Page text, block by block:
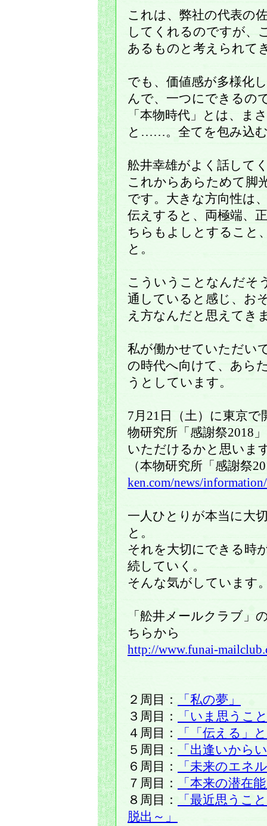
これは、弊社の代表の
してくれるのですが、
あるものと考えられて
でも、価値感が多様化
んで、一つにできるの
「本物時代」とは、ま
と……。全てを包み込
舩井幸雄がよく話して
これからあらためて脚
です。大きな方向性は
伝えすると、両極端、
ちらもよしとすること
と。
こういうことなんだそ
通していると感じ、お
え方なんだと思えてき
私が働かせていただい
の時代へ向けて、あら
うとしています。
7月21日（土）に東京
物研究所「感謝祭2018
いただけるかと思いま
（本物研究所「感謝祭
ken.com/news/
一人ひとりが本当に大
と。
それを大切にできる時
続していく。
そんな気がしています
「舩井メールクラブ」
ちらから
http://www.funai-
２周目：
「私の夢」
３周目：
「いま思うこ
４周目：
「「伝える」
５周目：
「出逢いから
６周目：
「未来のエネ
７周目：
「本来の潜在
８周目：
「最近思うこ
脱出～」